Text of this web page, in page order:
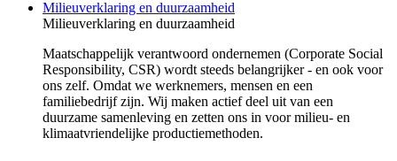
Milieuverklaring en duurzaamheid
Milieuverklaring en duurzaamheid
Maatschappelijk verantwoord ondernemen (Corporate Social
Responsibility, CSR) wordt steeds belangrijker - en ook voor
ons zelf. Omdat we werknemers, mensen en een
familiebedrijf zijn. Wij maken actief deel uit van een
duurzame samenleving en zetten ons in voor milieu- en
klimaatvriendelijke productiemethoden.